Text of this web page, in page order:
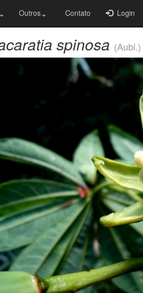
Outros Contato Login
spinosa